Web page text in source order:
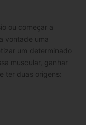
ou começar a
vontade uma
um determinado
muscular, ganhar
ter duas origens: